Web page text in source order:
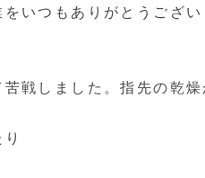
いつもありがとうござい
戦しました。指先の乾燥